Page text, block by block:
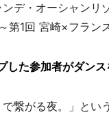
デ・オーシャンリ
1回 宮崎×フラン
した参加者がダン
繋がる夜。」とい